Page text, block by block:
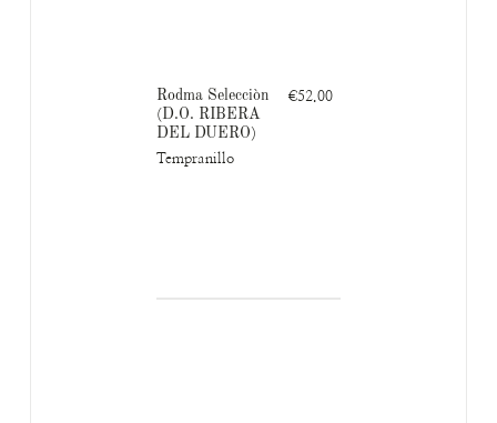
Rodma Selecciòn
(D.O. RIBERA
DEL DUERO)
Tempranillo
€52.00